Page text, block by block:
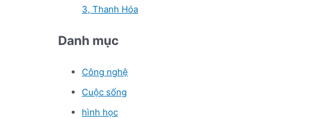
3, Thanh Hóa
Danh mục
Công nghệ
Cuộc sống
hình học